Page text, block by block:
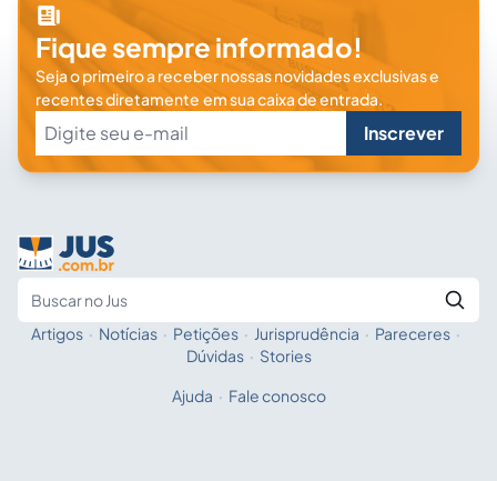
Fique sempre informado!
Seja o primeiro a receber nossas novidades exclusivas e
recentes diretamente em sua caixa de entrada.
Inscrever
Fale com a IA
Artigos · Notícias · Petições · Jurisprudência · Pareceres ·
Dúvidas · Stories
Ajuda · Fale conosco